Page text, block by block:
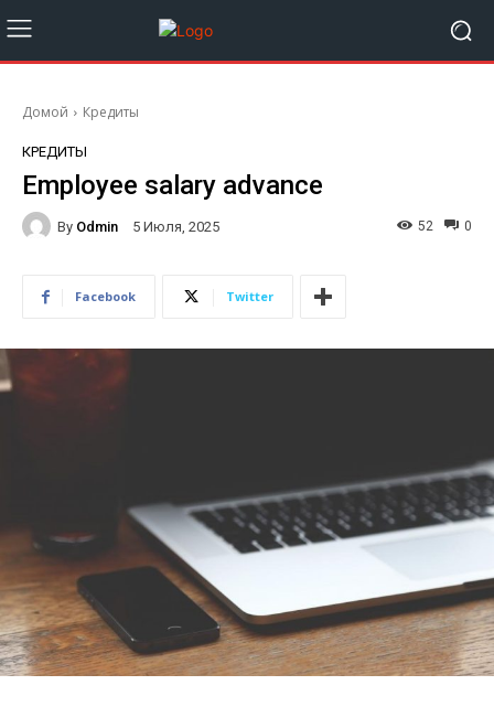
Домой Кредиты
КРЕДИТЫ
Employee salary advance
By Odmin 5 Июля, 2025 0
52
Facebook Twitter